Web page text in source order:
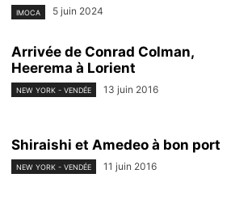
IMOCA 5 juin 2024
Arrivée de Conrad Colman,
Heerema à Lorient
NEW YORK - VENDÉE 13 juin 2016
Shiraishi et Amedeo à bon port
NEW YORK - VENDÉE 11 juin 2016